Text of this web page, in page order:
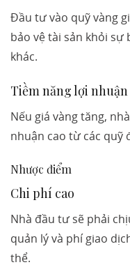
Đầu tư vào quỹ vàng
bảo vệ tài sản khỏi sự
khác.
Tiềm năng lợi nhuận
Nếu giá vàng tăng,
nhuận cao từ các quỹ
Nhược điểm
Chi phí cao
Nhà đầu tư sẽ phải
quản lý và phí giao
thể.